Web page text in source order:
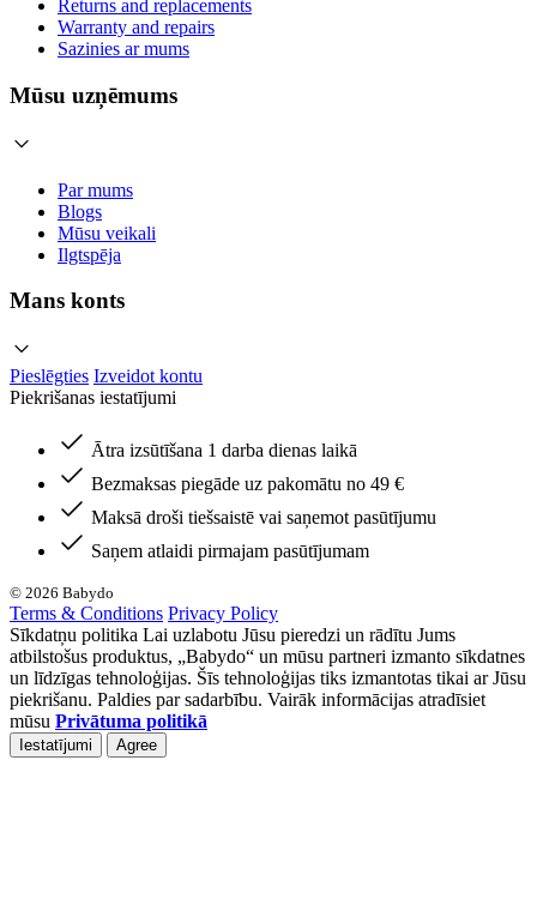
Returns and replacements
Warranty and repairs
Sazinies ar mums
Mūsu uzņēmums
Par mums
Blogs
Mūsu veikali
Ilgtspēja
Mans konts
Pieslēgties Izveidot kontu
Piekrišanas iestatījumi
Ātra izsūtīšana 1 darba dienas laikā
Bezmaksas piegāde uz pakomātu no 49 €
Maksā droši tiešsaistē vai saņemot pasūtījumu
Saņem atlaidi pirmajam pasūtījumam
© 2026 Babydo
Terms & Conditions Privacy Policy
Sīkdatņu politika Lai uzlabotu Jūsu pieredzi un rādītu Jums
atbilstošus produktus, „Babydo“ un mūsu partneri izmanto sīkdatnes
un līdzīgas tehnoloģijas. Šīs tehnoloģijas tiks izmantotas tikai ar Jūsu
piekrišanu. Paldies par sadarbību. Vairāk informācijas atradīsiet
mūsu Privātuma politikā
Iestatījumi Agree